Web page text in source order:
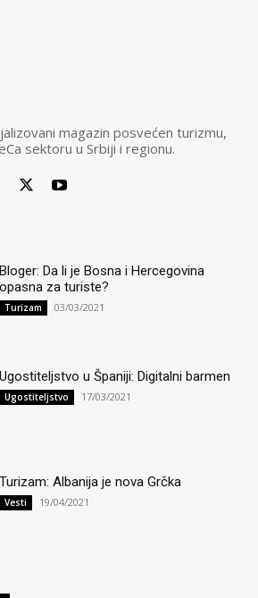
magazin posvećen turizmu,
sektoru u Srbiji i regionu.
Bloger: Da li je Bosna i Hercegovina
opasna za turiste?
Turizam 03/03/2021
Ugostiteljstvo u Španiji: Digitalni barmen
Ugostiteljstvo 17/03/2021
Turizam: Albanija je nova Grčka
Vesti 19/04/2021